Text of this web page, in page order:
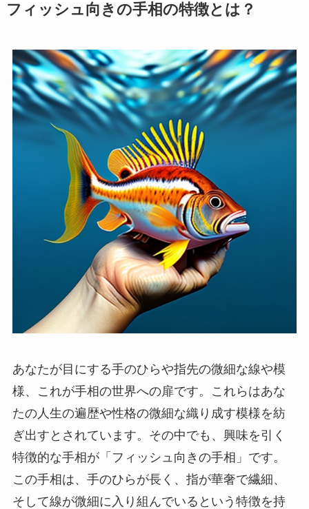
フィッシュ向きの手相の特徴とは？
あなたが目にする手のひらや指先の微細な線や模
様、これが手相の世界への扉です。これらはあな
たの人生の遍歴や性格の微細な織り成す模様を紡
ぎ出すとされています。その中でも、興味を引く
特徴的な手相が「フィッシュ向きの手相」です。
この手相は、手のひらが長く、指が華奢で繊細、
そして線が微細に入り組んでいるという特徴を持